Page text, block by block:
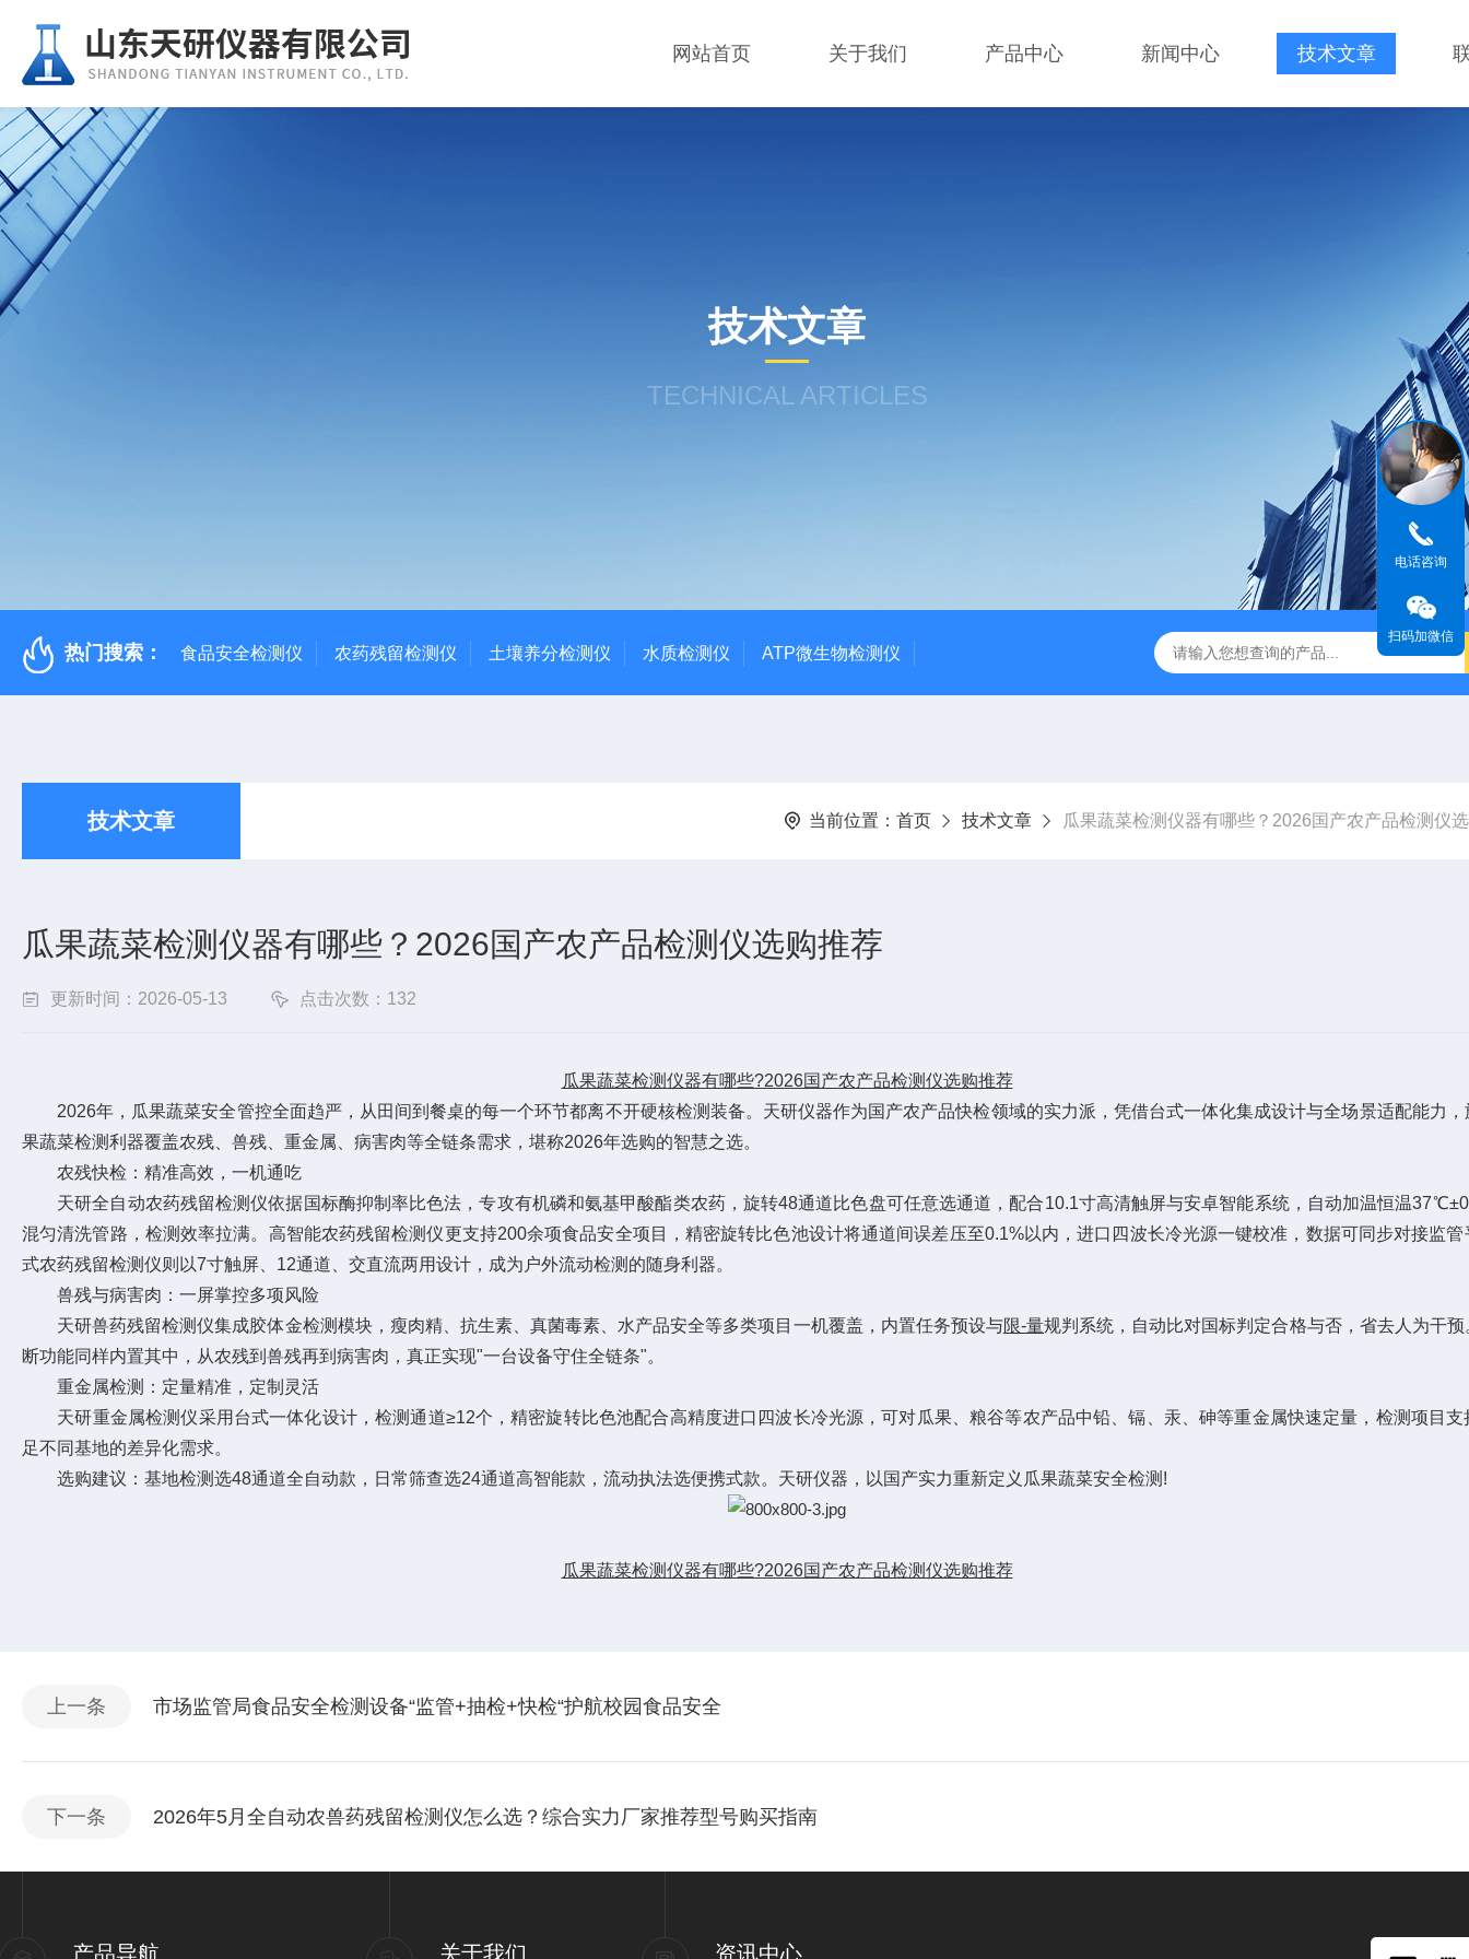
网站首页 关于我们 产品中心 新闻中心 技术文章
技术文章
TECHNICAL ARTICLES
热门搜索： 食品安全检测仪 农药残留检测仪 土壤养分检测仪 水质检测仪 ATP微生物检测仪
技术文章 当前位置： 首页 技术文章 瓜果蔬菜检测仪器有哪些？2026国产农产品检测仪
瓜果蔬菜检测仪器有哪些？2026国产农产品检测仪选购推荐
更新时间：2026-05-13 点击次数：132
瓜果蔬菜检测仪器有哪些?2026国产农产品检测仪选购推荐
2026年，瓜果蔬菜安全管控全面趋严，从田间到餐桌的每一个环节都离不开硬核检测装备。天研仪器作为国产农产品快检领域的实力派，凭借台式一体化集成设计与全场景适配能力，
果蔬菜检测利器覆盖农残、兽残、重金属、病害肉等全链条需求，堪称2026年选购的智慧之选。
农残快检：精准高效，一机通吃
天研全自动农药残留检测仪依据国标酶抑制率比色法，专攻有机磷和氨基甲酸酯类农药，旋转48通道比色盘可任意选通道，配合10.1寸高清触屏与安卓智能系统，自动加温恒温
混匀清洗管路，检测效率拉满。高智能农药残留检测仪更支持200余项食品安全项目，精密旋转比色池设计将通道间误差压至0.1%以内，进口四波长冷光源一键校准，数据可同步对接监管
式农药残留检测仪则以7寸触屏、12通道、交直流两用设计，成为户外流动检测的随身利器。
兽残与病害肉：一屏掌控多项风险
天研兽药残留检测仪集成胶体金检测模块，瘦肉精、抗生素、真菌毒素、水产品安全等多类项目一机覆盖，内置任务预设与限-量规判系统，自动比对国标判定合格与否，省去人为干
断功能同样内置其中，从农残到兽残再到病害肉，真正实现"一台设备守住全链条"。
重金属检测：定量精准，定制灵活
天研重金属检测仪采用台式一体化设计，检测通道≥12个，精密旋转比色池配合高精度进口四波长冷光源，可对瓜果、粮谷等农产品中铅、镉、汞、砷等重金属快速定量，检测项目支
足不同基地的差异化需求。
选购建议：基地检测选48通道全自动款，日常筛查选24通道高智能款，流动执法选便携式款。天研仪器，以国产实力重新定义瓜果蔬菜安全检测!
瓜果蔬菜检测仪器有哪些?2026国产农产品检测仪选购推荐
上一条 市场监管局食品安全检测设备“监管+抽检+快检“护航校园食品安全
下一条 2026年5月全自动农兽药残留检测仪怎么选？综合实力厂家推荐型号购买指南
产品导航 关于我们 资讯中心
电话咨询
扫码加微信